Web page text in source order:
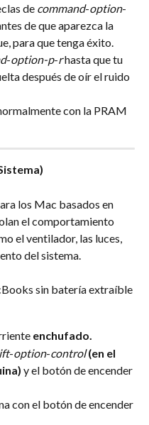
de command-option-
de que aparezca la
para que tenga éxito.
-option-p-r hasta que tu
después de oír el ruido
con la PRAM
los Mac basados en
el comportamiento
el ventilador, las luces,
del sistema.
sin batería extraíble
enchufado.
-option-control (en el
y el botón de encender
con el botón de encender